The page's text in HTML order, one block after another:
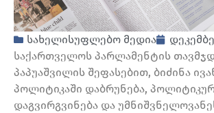
სახელისუფლებო მედია
საქართველოს პარლამენტის
პაპუაშვილის შეფასებით, ბიძინა
პოლიტიკაში დაბრუნება,
დაგვირგვინება და